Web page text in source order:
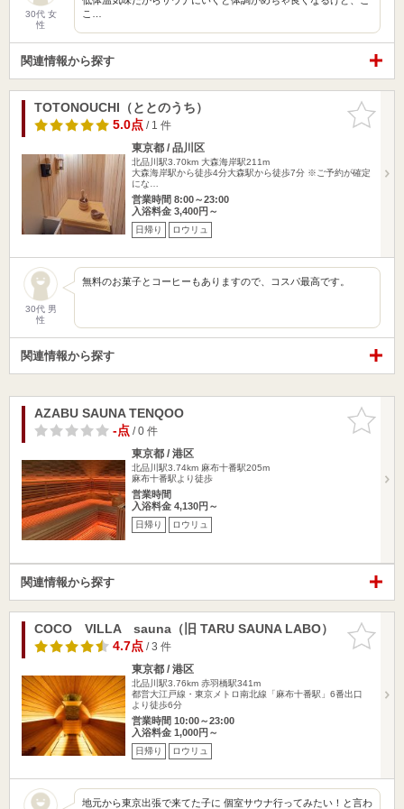
30代 女
性
こ…
関連情報から探す
お気に入
りに追加
TOTONOUCHI（ととのうち）
5.0点/ 1 件
東京都 / 品川区
北品川駅3.70km 大森海岸駅211m
大森海岸駅から徒歩4分 ​大森駅から徒歩7分 ※ご予約が確定
にな…
営業時間 8:00～23:00
入浴料金 3,400円～
日帰り ロウリュ
30代 男
性
無料のお菓子とコーヒーもありますので、コスパ最高です。
関連情報から探す
お気に入
りに追加
AZABU SAUNA TENQOO
-点/ 0 件
東京都 / 港区
北品川駅3.74km 麻布十番駅205m
麻布十番駅より徒歩
営業時間
入浴料金 4,130円～
日帰り ロウリュ
関連情報から探す
お気に入
りに追加
COCO VILLA sauna（旧 TARU SAUNA LABO）
4.7点/ 3 件
東京都 / 港区
北品川駅3.76km 赤羽橋駅341m
都営大江戸線・東京メトロ南北線「麻布十番駅」6番出口
より徒歩6分
営業時間 10:00～23:00
入浴料金 1,000円～
日帰り ロウリュ
地元から東京出張で来てた子に 個室サウナ行ってみたい！と言わ